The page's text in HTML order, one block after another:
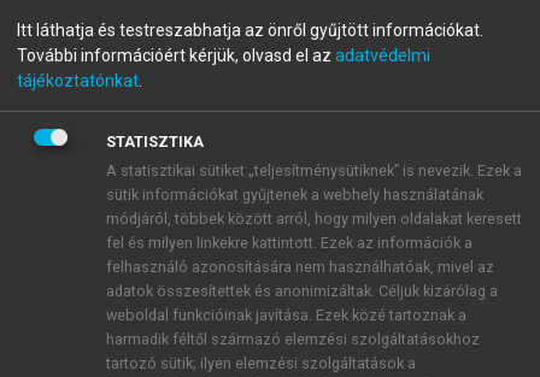
fiókoddal,vagy hozz létre új fiókot.
A regisztráció után apróbaidőszakautomatikusan
BELÉPÉS SAJÁT FIÓKKAL
ÚJ FIÓK LÉTREHOZÁSA
1 óra díjmentes hozzáférés
E-MAIL-CÍM
Itt láthatja és testreszabhatja az önről gyűjtött információkat.
További információért kérjük, olvasd el az adatvédelmi
tájékoztatónkat
STATISZTIKA
A statisztikai sütiket „teljesítménysütiknek” is nevezik. Ezek a
sütik információkat gyűjtenek a webhely használatának
módjáról, többek között arról, hogy milyen oldalakat keresett
fel és milyen linkekre kattintott. Ezek az információk a
felhasználó azonosítására nem használhatóak, mivel az
adatok összesítettek és anonimizáltak. Céljuk kizárólag a
weboldal funkcióinak javítása. Ezek közé tartoznak a
harmadik féltől származó elemzési szolgáltatásokhoz
tartozó sütik; ilyen elemzési szolgáltatások a